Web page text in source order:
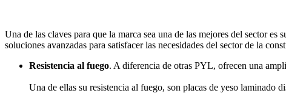
Una de las claves para que la marca sea una de las mejores del sector
soluciones avanzadas para satisfacer las necesidades del sector de la
Resistencia al fuego. A diferencia de otras PYL, ofrecen una
Una de ellas su resistencia al fuego, son placas de yeso laminado